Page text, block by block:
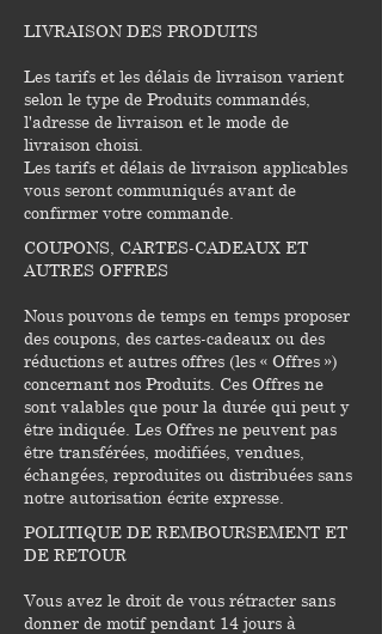
LIVRAISON DES PRODUITS
Les tarifs et les délais de livraison varient
selon le type de Produits commandés,
l'adresse de livraison et le mode de
livraison choisi.
Les tarifs et délais de livraison applicables
vous seront communiqués avant de
confirmer votre commande.
COUPONS, CARTES-CADEAUX ET
AUTRES OFFRES
Nous pouvons de temps en temps proposer
des coupons, des cartes-cadeaux ou des
réductions et autres offres (les « Offres »)
concernant nos Produits. Ces Offres ne
sont valables que pour la durée qui peut y
être indiquée. Les Offres ne peuvent pas
être transférées, modifiées, vendues,
échangées, reproduites ou distribuées sans
notre autorisation écrite expresse.
POLITIQUE DE REMBOURSEMENT ET
DE RETOUR
Vous avez le droit de vous rétracter sans
donner de motif pendant 14 jours à